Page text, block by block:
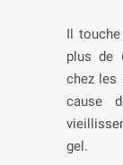
Il
plus de
chez les
cause
gel.